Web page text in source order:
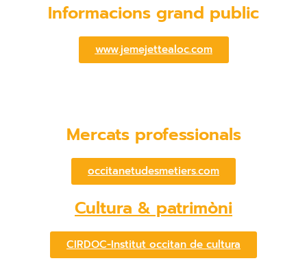
Informacions grand public
www.jemejettealoc.com
Mercats professionals
occitanetudesmetiers.com
Cultura & patrimòni
CIRDOC-Institut occitan de cultura